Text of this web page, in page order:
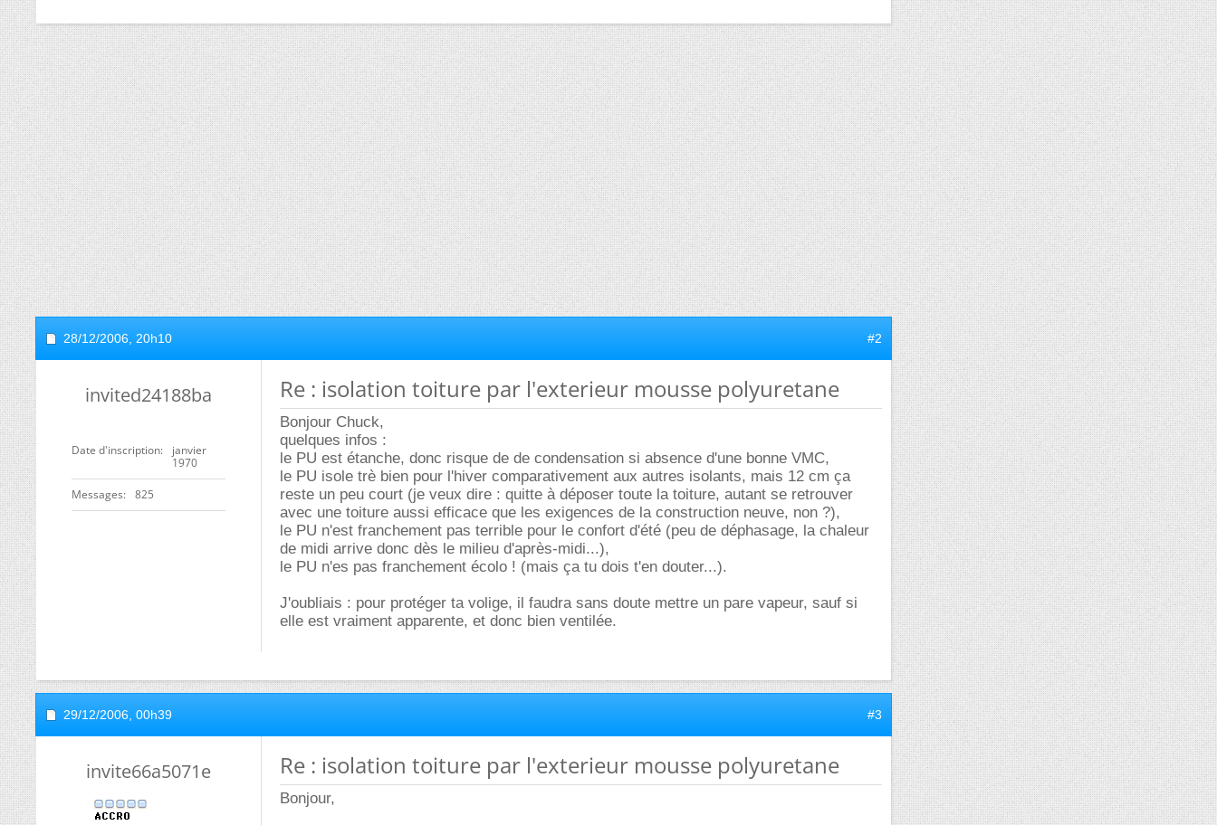
28/12/2006, 20h10 #2
invited24188ba
Date d'inscription
janvier
1970
Messages 825
Re : isolation toiture par l'exterieur mousse polyuretane
Bonjour Chuck,
quelques infos :
le PU est étanche, donc risque de de condensation si absence d'une bonne VMC,
le PU isole trè bien pour l'hiver comparativement aux autres isolants, mais 12 cm ça
reste un peu court (je veux dire : quitte à déposer toute la toiture, autant se retrouver
avec une toiture aussi efficace que les exigences de la construction neuve, non ?),
le PU n'est franchement pas terrible pour le confort d'été (peu de déphasage, la chaleur
de midi arrive donc dès le milieu d'après-midi...),
le PU n'es pas franchement écolo ! (mais ça tu dois t'en douter...).
J'oubliais : pour protéger ta volige, il faudra sans doute mettre un pare vapeur, sauf si
elle est vraiment apparente, et donc bien ventilée.
29/12/2006, 00h39 #3
invite66a5071e Re : isolation toiture par l'exterieur mousse polyuretane
Bonjour,